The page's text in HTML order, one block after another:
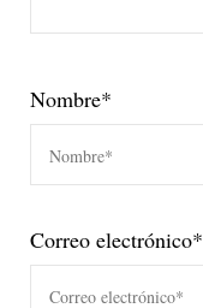
Nombre*
Correo electrónico*